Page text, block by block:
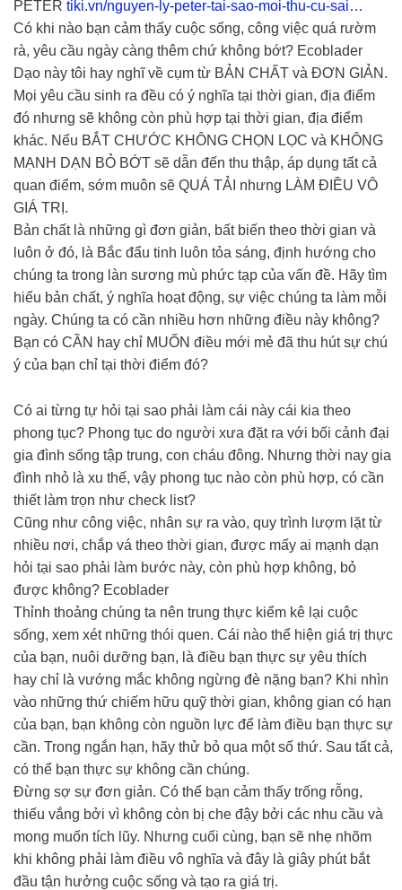
PETER tiki.vn/nguyen-ly-peter-tai-sao-moi-thu-cu-sai…
Có khi nào bạn cảm thấy cuộc sống, công việc quá rườm
rà, yêu cầu ngày càng thêm chứ không bớt? Ecoblader
Dạo này tôi hay nghĩ về cụm từ BẢN CHẤT và ĐƠN GIẢN.
Mọi yêu cầu sinh ra đều có ý nghĩa tại thời gian, địa điểm
đó nhưng sẽ không còn phù hợp tại thời gian, địa điểm
khác. Nếu BẮT CHƯỚC KHÔNG CHỌN LỌC và KHÔNG
MẠNH DẠN BỎ BỚT sẽ dẫn đến thu thập, áp dụng tất cả
quan điểm, sớm muôn sẽ QUÁ TẢI nhưng LÀM ĐIỀU VÔ
GIÁ TRỊ.
Bản chất là những gì đơn giản, bất biến theo thời gian và
luôn ở đó, là Bắc đẩu tinh luôn tỏa sáng, định hướng cho
chúng ta trong làn sương mù phức tạp của vấn đề. Hãy tìm
hiểu bản chất, ý nghĩa hoạt động, sự việc chúng ta làm mỗi
ngày. Chúng ta có cần nhiều hơn những điều này không?
Bạn có CẦN hay chỉ MUỐN điều mới mẻ đã thu hút sự chú
ý của bạn chỉ tại thời điểm đó?
Có ai từng tự hỏi tại sao phải làm cái này cái kia theo
phong tục? Phong tục do người xưa đặt ra với bối cảnh đại
gia đình sống tập trung, con cháu đông. Nhưng thời nay gia
đình nhỏ là xu thế, vậy phong tục nào còn phù hợp, có cần
thiết làm trọn như check list?
Cũng như công việc, nhân sự ra vào, quy trình lượm lặt từ
nhiều nơi, chắp vá theo thời gian, được mấy ai mạnh dạn
hỏi tại sao phải làm bước này, còn phù hợp không, bỏ
được không? Ecoblader
Thỉnh thoảng chúng ta nên trung thực kiểm kê lại cuộc
sống, xem xét những thói quen. Cái nào thể hiện giá trị thực
của bạn, nuôi dưỡng bạn, là điều bạn thực sự yêu thích
hay chỉ là vướng mắc không ngừng đè nặng bạn? Khi nhìn
vào những thứ chiếm hữu quỹ thời gian, không gian có hạn
của bạn, bạn không còn nguồn lực để làm điều bạn thực sự
cần. Trong ngắn hạn, hãy thử bỏ qua một số thứ. Sau tất cả,
có thể bạn thực sự không cần chúng.
Đừng sợ sự đơn giản. Có thể bạn cảm thấy trống rỗng,
thiếu vắng bởi vì không còn bị che đậy bởi các nhu cầu và
mong muốn tích lũy. Nhưng cuối cùng, bạn sẽ nhẹ nhõm
khi không phải làm điều vô nghĩa và đây là giây phút bắt
đầu tận hưởng cuộc sống và tạo ra giá trị.